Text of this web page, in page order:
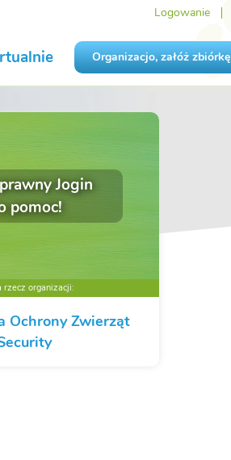
Logowanie
Organizacjo, załóż zbiórkę
Jogin
pomoc!
rzecz organizacji:
Ochrony Zwierząt